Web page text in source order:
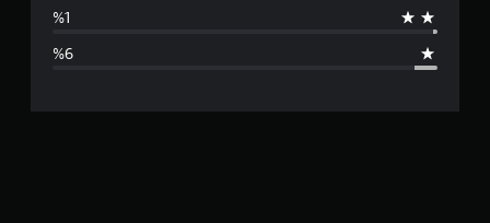
ت